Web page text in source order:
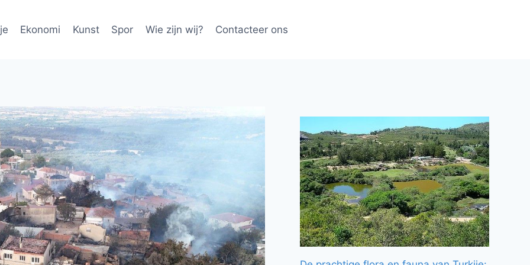
Ekonomi Kunst Spor Wie zijn wij? Contacteer ons